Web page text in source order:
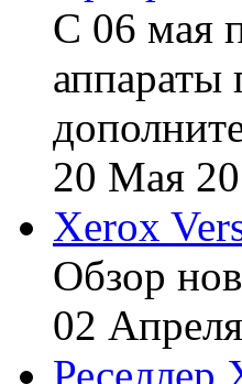
С 06 мая
аппараты
20 Мая
Xerox
Обзор
02 Апреля
Реселлер